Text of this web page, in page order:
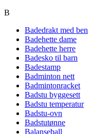
B
Badedrakt med ben
Badehette dame
Badehette herre
Badesko til barn
Badestamp
Badminton nett
Badmintonracket
Badstu byggesett
Badstu temperatur
Badstu-ovn
Badstutønne
Balanseball